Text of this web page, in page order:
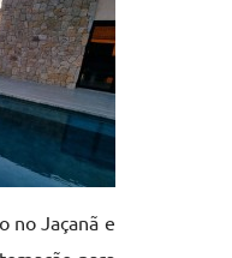
no Jaçanã e